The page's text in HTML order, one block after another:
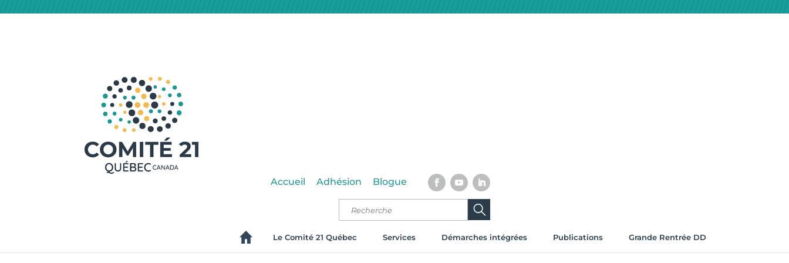
Accueil Adhésion Blogue
Le Comité 21 Québec Services Démarches intégrées Publications Grande Rentrée DD